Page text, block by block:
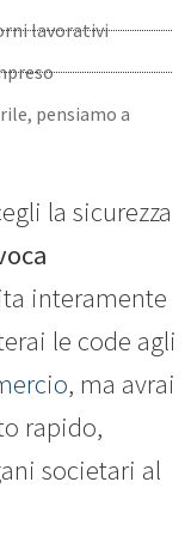
lavorativi
pensiamo a
la sicurezza
interamente
le code agli
, ma avrai
rapido,
societari al